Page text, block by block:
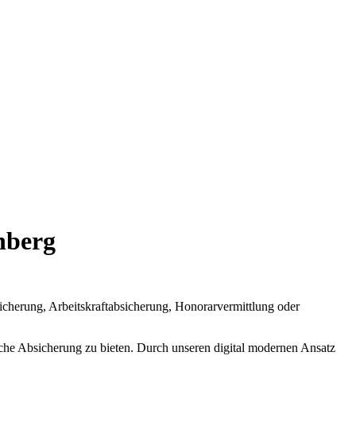
Arbeitskraftabsicherung, Honorarvermittlung oder
Absicherung zu bieten. Durch unseren digital modernen Ansatz